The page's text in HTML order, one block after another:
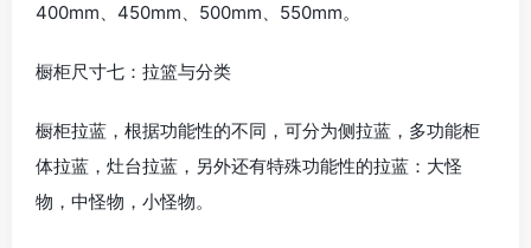
400mm、450mm、500mm、550mm。
橱柜尺寸七：拉篮与分类
橱柜拉蓝，根据功能性的不同，可分为侧拉蓝，多功能柜
体拉蓝，灶台拉蓝，另外还有特殊功能性的拉蓝：大怪
物，中怪物，小怪物。